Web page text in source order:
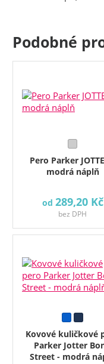
Podobné
Pero Parker
modrá náplň
od 289,20 Kč
bez DPH
Kovové kuličkové
Parker Jotter
Street - modrá